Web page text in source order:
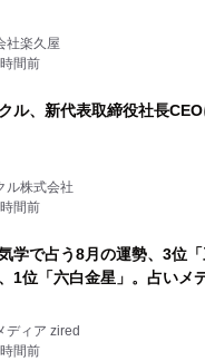
社楽久屋
間前
ル、新代表取締役社長
ル株式会社
間前
学で占う8月の運勢、3位
1位「六白金星」。占いメ
ディア zired
間前